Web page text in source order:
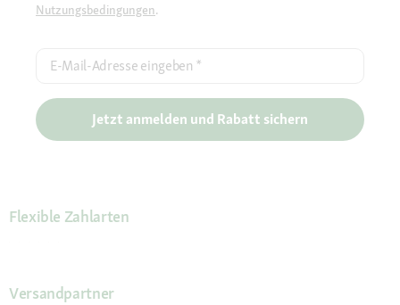
Nutzungsbedingungen.
E-Mail-Adresse eingeben *
Jetzt anmelden und Rabatt sichern
Flexible Zahlarten
Versandpartner